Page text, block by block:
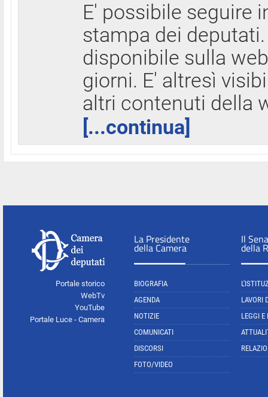
E' possibile seguire
stampa dei
disponibile sulla
giorni. E' altresì
altri contenuti della
[...continua]
Portale storico
WebTv
YouTube
Portale Luce - Camera
La Presidente
della Camera
BIOGRAFIA
AGENDA
NOTIZIE
COMUNICATI
DISCORSI
FOTO/VIDEO
Il
della
LAVORI
LEGGI E